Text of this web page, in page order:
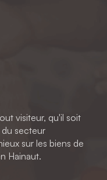
visiteur, qu'il soit
secteur
sur les biens de
Hainaut.